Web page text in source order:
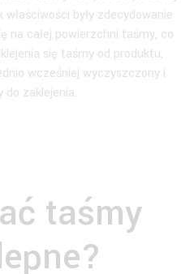
były zdecydowanie
na całej powierzchni taśmy, co
się taśmy od produktu,
wcześniej wyczyszczony i
zaklejenia.
taśmy